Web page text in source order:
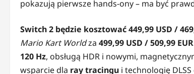
pokazują pierwsze hands-ony – ma być
Switch 2 będzie kosztować 449,99 USD /
Mario Kart Worldza 499,99 USD / 509,99 EUR
120 Hz, obsługą HDR i nowymi,
wsparcie dla ray tracingu i technologię